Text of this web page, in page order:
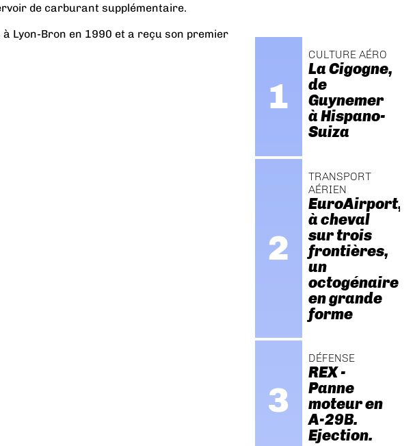
de carburant supplémentaire.
Lyon-Bron en 1990 et a reçu son premier
CULTURE AÉRO
La Cigogne,
de
Guynemer
à Hispano-
Suiza
TRANSPORT
AÉRIEN
EuroAirport,
à cheval
sur trois
frontières,
un
octogénaire
en grande
forme
DÉFENSE
REX -
Panne
moteur en
A-29B.
Ejection.